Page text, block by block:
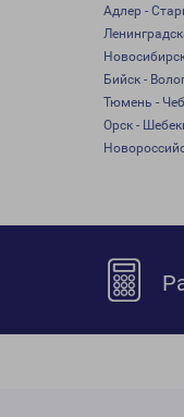
Адлер -
Бийск -
Тюмень -
Орск -